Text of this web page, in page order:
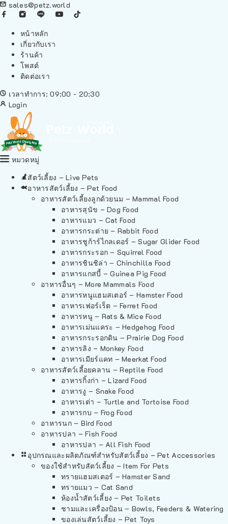
sales@petz.world
หน้าหลัก
เกี่ยวกับเรา
ร้านค้า
โพสต์
ติดต่อเรา
เวลาทำการ: 09:00 - 20:30
Login
หมวดหมู่
สัตว์เลี้ยง – Live Pets
อาหารสัตว์เลี้ยง – Pet Food
อาหารสัตว์เลี้ยงลูกด้วยนม – Mammal Food
อาหารสุนัข – Dog Food
อาหารแมว – Cat Food
อาหารกระต่าย – Rabbit Food
อาหารชูก้าร์ไกลเดอร์ – Sugar Glider Food
อาหารกระรอก – Squirrel Food
อาหารชินชิล่า – Chinchilla Food
อาหารแกสบี้ – Guinea Pig Food
อาหารอื่นๆ – More Mammals Food
อาหารหนูแฮมสเตอร์ – Hamster Food
อาหารเฟอร์เร็ต – Ferret Food
อาหารหนู – Rats & Mice Food
อาหารเม่นแคระ – Hedgehog Food
อาหารกระรอกดิน – Prairie Dog Food
อาหารลิง – Monkey Food
อาหารเมียร์แคท – Meerkat Food
อาหารสัตว์เลี้อยคลาน – Reptile Food
อาหารกิ้งก่า – Lizard Food
อาหารงู – Snake Food
อาหารเต่า – Turtle and Tortoise Food
อาหารกบ – Frog Food
อาหารนก – Bird Food
อาหารปลา – Fish Food
อาหารปลา – All Fish Food
อุปกรณและผลิตภัณฑ์สำหรับสัตว์เลี้ยง – Pet Accessories
ของใช้สำหรับสัตว์เลี้ยง – Item For Pets
ทรายแฮมสเตอร์ – Hamster Sand
ทรายแมว – Cat Sand
ห้องน้ำสัตว์เลี้ยง – Pet Toilets
ชามและเครื่องป้อน – Bowls, Feeders & Watering
ของเล่นสัตว์เลี้ยง – Pet Toys